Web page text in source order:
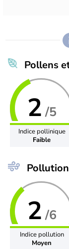
Pollens
2 /5
Indice pollinique
Faible
2 /6
Indice pollution
Moyen